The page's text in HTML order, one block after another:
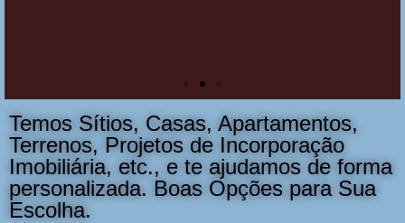
Temos Sítios, Casas, Apartamentos,
Terrenos, Projetos de Incorporação
Imobiliária, etc., e te ajudamos de forma
personalizada. Boas Opções para Sua
Escolha.